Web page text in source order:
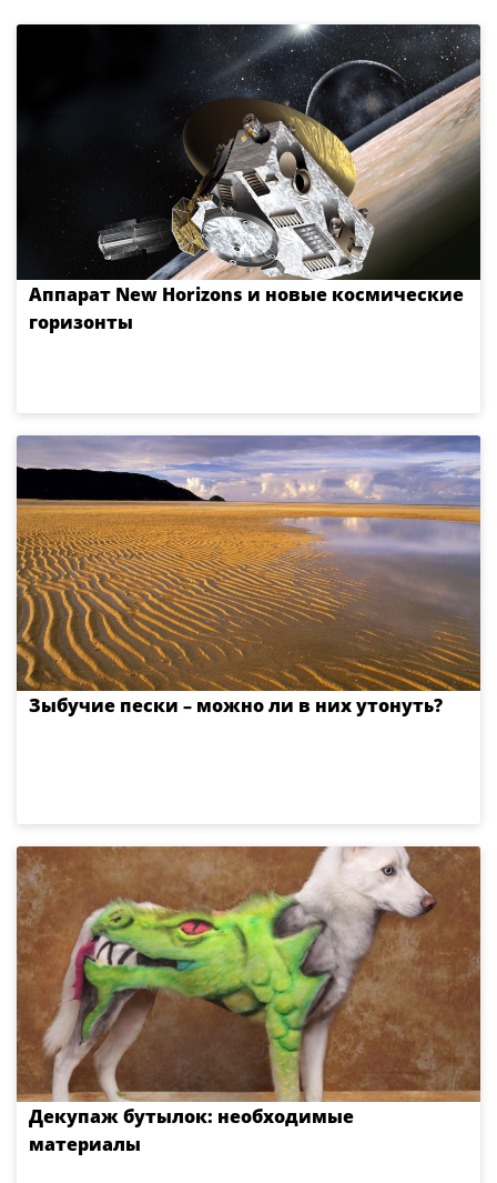
Аппарат New Horizons и новые космические
горизонты
Зыбучие пески – можно ли в них утонуть?
Декупаж бутылок: необходимые
материалы